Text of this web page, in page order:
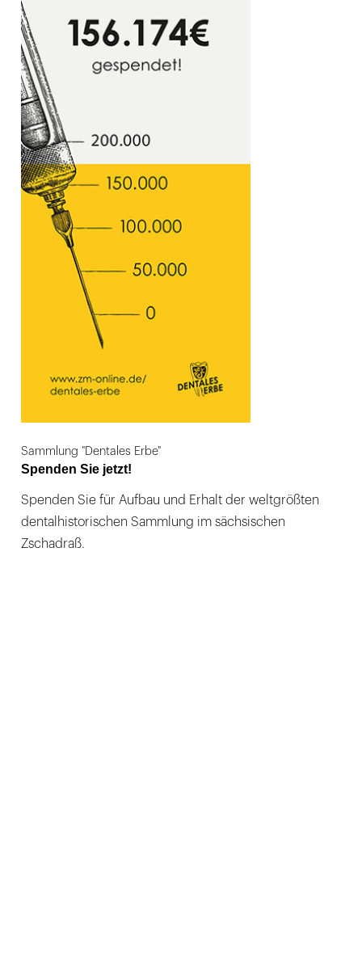
Sammlung "Dentales Erbe"
Spenden Sie jetzt!
Spenden Sie für Aufbau und Erhalt der weltgrößten
dentalhistorischen Sammlung im sächsischen
Zschadraß.